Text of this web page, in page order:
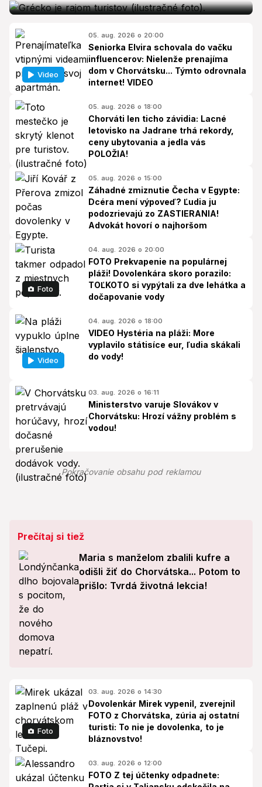
Video
05. aug. 2026 o 20:00
Seniorka Elvira schovala do vačku
influencerov: Nielenže prenajíma
dom v Chorvátsku... Týmto odrovnala
internet! VIDEO
05. aug. 2026 o 18:00
Chorváti len ticho závidia: Lacné
letovisko na Jadrane trhá rekordy,
ceny ubytovania a jedla vás
POLOŽIA!
05. aug. 2026 o 15:00
Záhadné zmiznutie Čecha v Egypte:
Dcéra mení výpoveď? Ľudia ju
podozrievajú zo ZASTIERANIA!
Advokát hovorí o najhoršom
Foto
04. aug. 2026 o 20:00
FOTO Prekvapenie na populárnej
pláži! Dovolenkára skoro porazilo:
TOĽKOTO si vypýtali za dve lehátka a
dočapovanie vody
Video
04. aug. 2026 o 18:00
VIDEO Hystéria na pláži: More
vyplavilo státisíce eur, ľudia skákali
do vody!
03. aug. 2026 o 16:11
Ministerstvo varuje Slovákov v
Chorvátsku: Hrozí vážny problém s
vodou!
Pokračovanie obsahu pod reklamou
Prečítaj si tiež
Maria s manželom zbalili kufre a
odišli žiť do Chorvátska... Potom to
prišlo: Tvrdá životná lekcia!
Foto
03. aug. 2026 o 14:30
Dovolenkár Mirek vypenil, zverejnil
FOTO z Chorvátska, zúria aj ostatní
turisti: To nie je dovolenka, to je
bláznovstvo!
03. aug. 2026 o 12:00
FOTO Z tej účtenky odpadnete: